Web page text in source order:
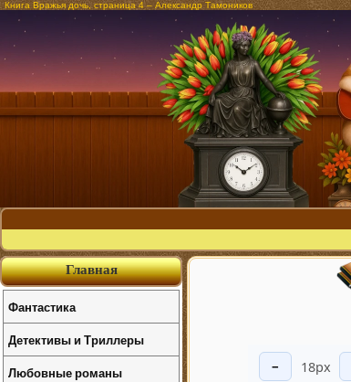
Книга Вражья дочь, страница 4 – Александр Тамоников
− 18px
Главная
Фантастика
Детективы и Триллеры
Любовные романы